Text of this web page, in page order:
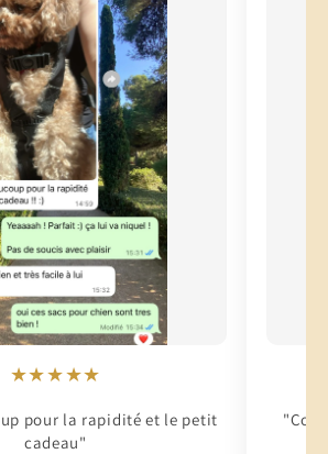
★★★★★
pour la rapidité et le petit
cadeau"